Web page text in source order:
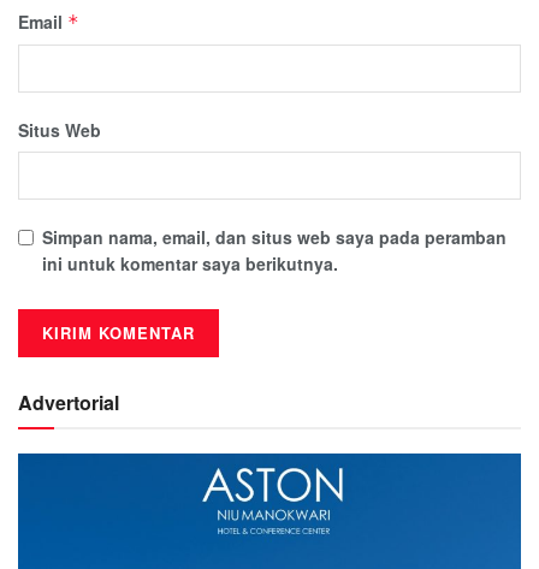
Email *
Situs Web
Simpan nama, email, dan situs web saya pada peramban
ini untuk komentar saya berikutnya.
Advertorial